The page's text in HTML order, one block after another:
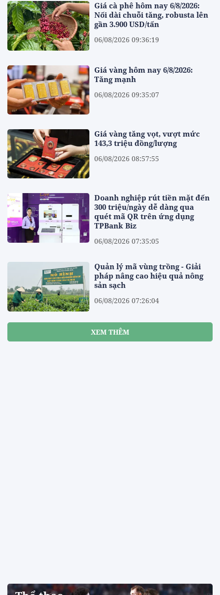
Giá cà phê hôm nay 6/8/2026:
Nối dài chuỗi tăng, robusta lên
gần 3.900 USD/tấn
06/08/2026 09:36:19
Giá vàng hôm nay 6/8/2026:
Tăng mạnh
06/08/2026 09:35:07
Giá vàng tăng vọt, vượt mức
143,3 triệu đồng/lượng
06/08/2026 08:57:55
Doanh nghiệp rút tiền mặt đến
300 triệu/ngày dễ dàng qua
quét mã QR trên ứng dụng
TPBank Biz
06/08/2026 07:35:05
Quản lý mã vùng trồng - Giải
pháp nâng cao hiệu quả nông
sản sạch
06/08/2026 07:26:04
XEM THÊM